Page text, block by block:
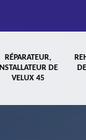
RÉPARATEUR,
INSTALLATEUR DE
VELUX 45